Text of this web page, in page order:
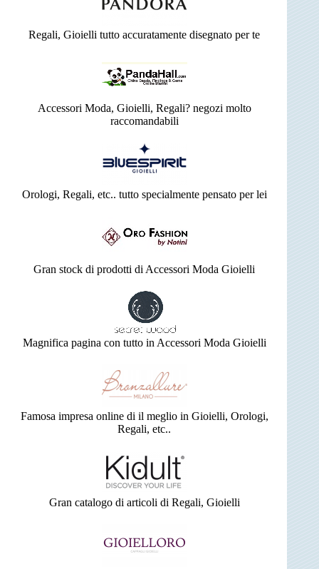
Regali, Gioielli tutto accuratamente disegnato per te
Accessori Moda, Gioielli, Regali? negozi molto
raccomandabili
Orologi, Regali, etc.. tutto specialmente pensato per lei
Gran stock di prodotti di Accessori Moda Gioielli
Magnifica pagina con tutto in Accessori Moda Gioielli
Famosa impresa online di il meglio in Gioielli, Orologi,
Regali, etc..
Gran catalogo di articoli di Regali, Gioielli